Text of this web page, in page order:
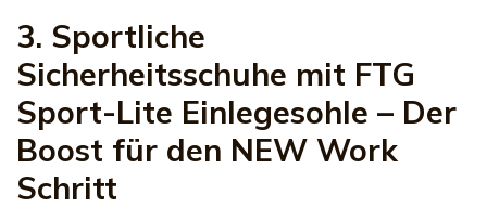
3. Sportliche
Sicherheitsschuhe mit FTG
Sport-Lite Einlegesohle – Der
Boost für den NEW Work
Schritt